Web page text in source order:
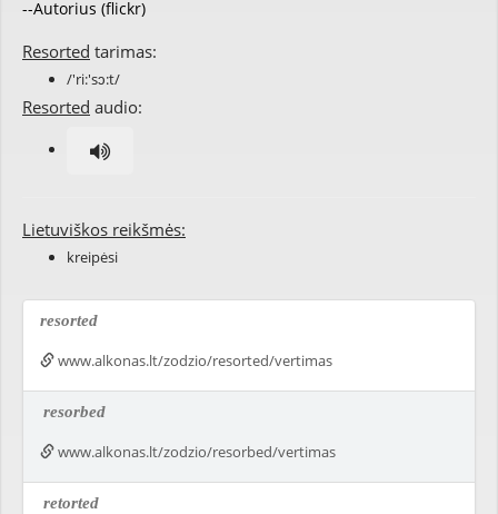
--Autorius (flickr)
Resorted tarimas:
/'ri:'sɔ:t/
Resorted audio:
Lietuviškos reikšmės:
kreipėsi
resorted
www.alkonas.lt/zodzio/resorted/vertimas
resorbed
www.alkonas.lt/zodzio/resorbed/vertimas
retorted